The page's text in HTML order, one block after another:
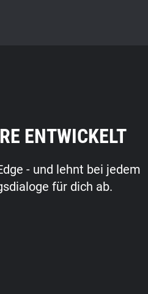
ENTWICKELT
- und lehnt bei jedem
für dich ab.